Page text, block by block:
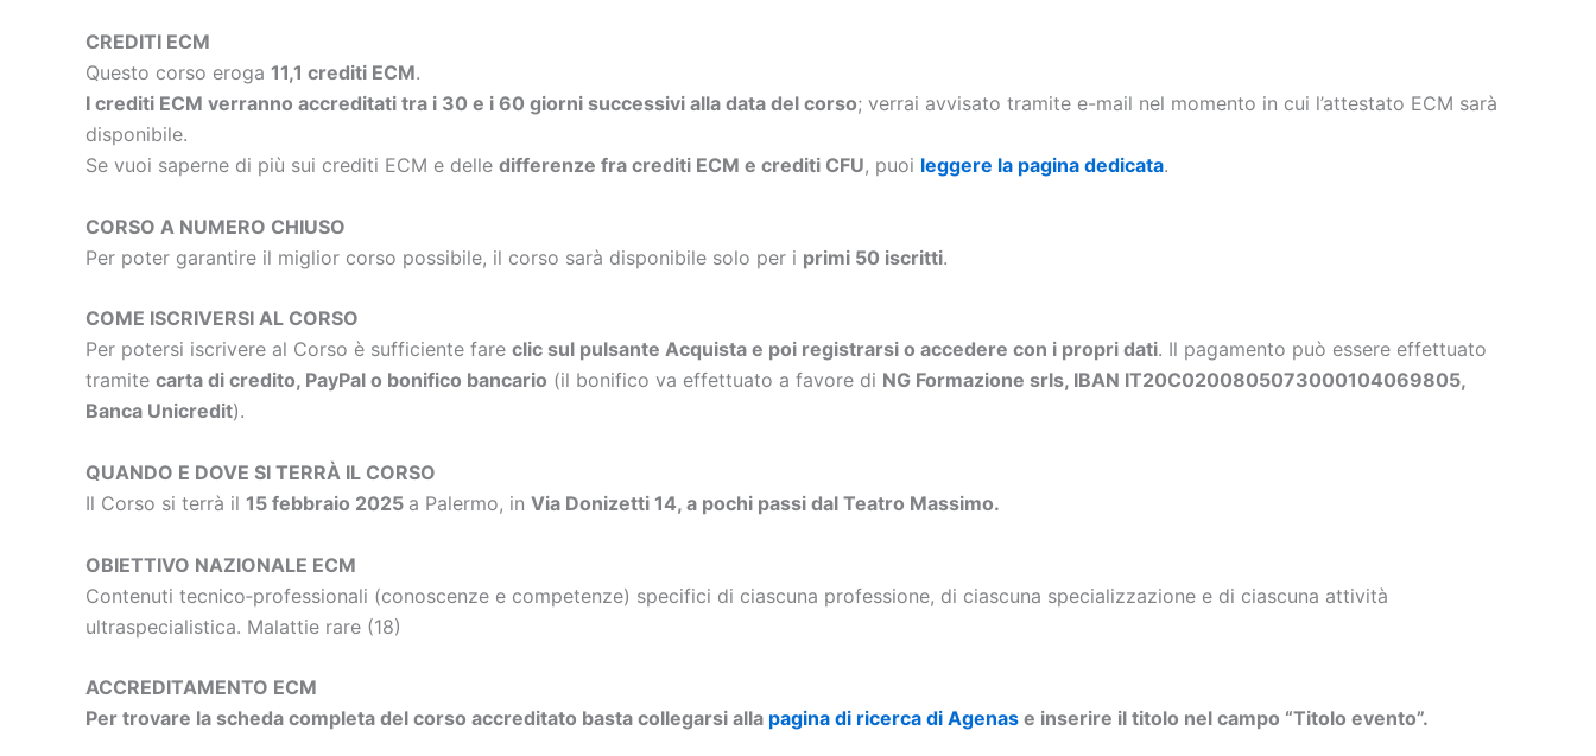
CREDITI ECM
Questo corso eroga 11,1 crediti ECM.
I crediti ECM verranno accreditati tra i 30 e i 60 giorni successivi alla data del corso; verrai avvisato tramite e-mail nel momento in cui l’attestato ECM sarà
disponibile.
Se vuoi saperne di più sui crediti ECM e delle differenze fra crediti ECM e crediti CFU, puoi leggere la pagina dedicata.
CORSO A NUMERO CHIUSO
Per poter garantire il miglior corso possibile, il corso sarà disponibile solo per i primi 50 iscritti.
COME ISCRIVERSI AL CORSO
Per potersi iscrivere al Corso è sufficiente fare clic sul pulsante Acquista e poi registrarsi o accedere con i propri dati. Il pagamento può essere effettuato
tramite carta di credito, PayPal o bonifico bancario (il bonifico va effettuato a favore di NG Formazione srls, IBAN IT20C0200805073000104069805,
Banca Unicredit).
QUANDO E DOVE SI TERRÀ IL CORSO
Il Corso si terrà il 15 febbraio 2025 a Palermo, in Via Donizetti 14, a pochi passi dal Teatro Massimo.
OBIETTIVO NAZIONALE ECM
Contenuti tecnico‐professionali (conoscenze e competenze) specifici di ciascuna professione, di ciascuna specializzazione e di ciascuna attività
ultraspecialistica. Malattie rare (18)
ACCREDITAMENTO ECM
Per trovare la scheda completa del corso accreditato basta collegarsi alla pagina di ricerca di Agenas e inserire il titolo nel campo “Titolo evento”.